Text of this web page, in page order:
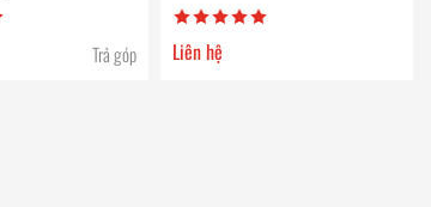
Trả góp Liên hệ